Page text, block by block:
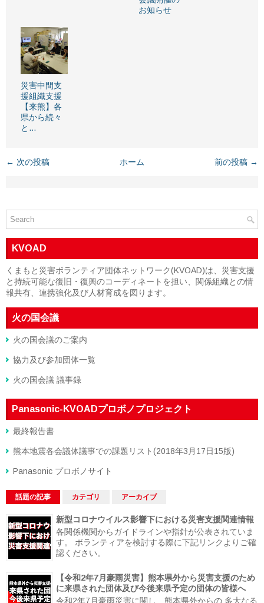
お知らせ
災害中間支
援組織支援
【来熊】各
県から続々
と…
← 次の投稿 前の投稿 →
ホーム
KVOAD
くまもと災害ボランティア団体ネットワーク(KVOAD)は、災害支援
と持続可能な復旧・復興のコーディネートを担い、関係組織との情
報共有、連携強化及び人材育成を図ります。
火の国会議
火の国会議のご案内
協力及び参加団体一覧
火の国会議 議事録
Panasonic-KVOADプロボノプロジェクト
最終報告書
熊本地震各会議体議事での課題リスト(2018年3月17日15版)
Panasonic プロボノサイト
話題の記事 カテゴリ アーカイブ
新型コロナウイルス影響下における災害支援関連情報
各関係機関からガイドラインや指針が公表されていま
す。 ボランティアを検討する際に下記リンクよりご確
認ください。
【令和2年7月豪雨災害】熊本県外から災害支援のため
に来県された団体及び今後来県予定の団体の皆様へ
令和2年7月豪雨災害に関し、熊本県外からの 多大なる